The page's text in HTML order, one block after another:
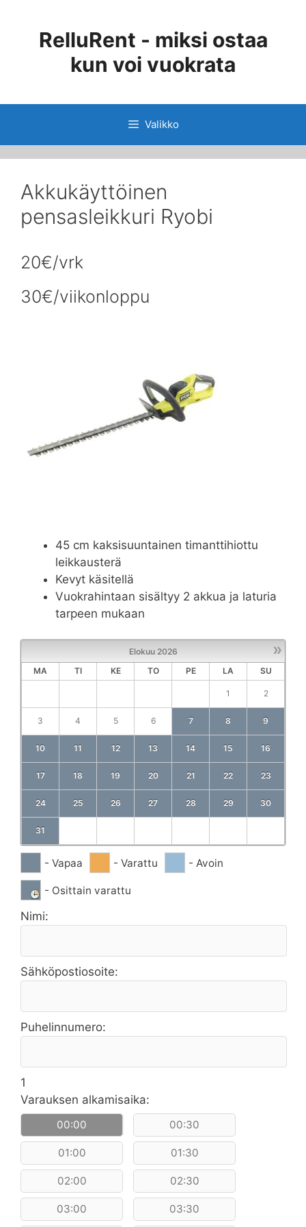
RelluRent - miksi ostaa
kun voi vuokrata
Valikko
Akkukäyttöinen
pensasleikkuri Ryobi
20€/vrk
30€/viikonloppu
45 cm kaksisuuntainen timanttihiottu
leikkausterä
Kevyt käsitellä
Vuokrahintaan sisältyy 2 akkua ja laturia
tarpeen mukaan
»
Elokuu 2026
MA
TI KE TO PE LA SU
1 2
3 4 5 6 7 8 9
10 11 12 13 14 15 16
17 18 19 20 21 22 23
24 25 26 27 28 29 30
31
- Vapaa - Varattu - Avoin
- Osittain varattu
Nimi:
Sähköpostiosoite:
Puhelinnumero:
1
Varauksen alkamisaika:
00:00 00:30
01:00 01:30
02:00 02:30
03:00 03:30